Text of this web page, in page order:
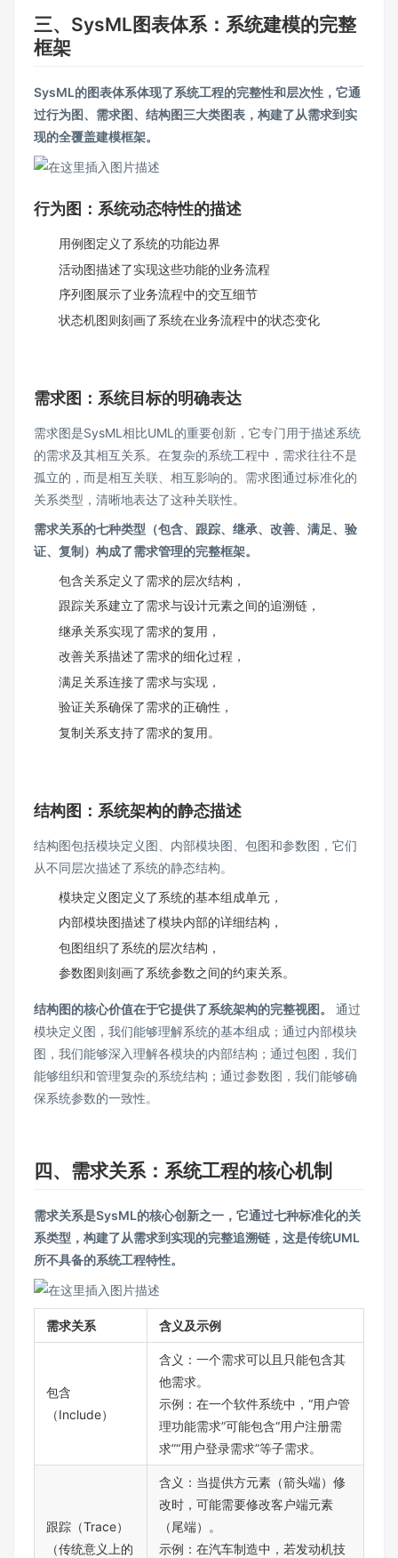
三、SysML图表体系：系统建模的完整
框架
SysML的图表体系体现了系统工程的完整性和层次性，它通
过行为图、需求图、结构图三大类图表，构建了从需求到实
现的全覆盖建模框架。
行为图：系统动态特性的描述
用例图定义了系统的功能边界
活动图描述了实现这些功能的业务流程
序列图展示了业务流程中的交互细节
状态机图则刻画了系统在业务流程中的状态变化
需求图：系统目标的明确表达
需求图是SysML相比UML的重要创新，它专门用于描述系统
的需求及其相互关系。在复杂的系统工程中，需求往往不是
孤立的，而是相互关联、相互影响的。需求图通过标准化的
关系类型，清晰地表达了这种关联性。
需求关系的七种类型（包含、跟踪、继承、改善、满足、验
证、复制）构成了需求管理的完整框架。
包含关系定义了需求的层次结构，
跟踪关系建立了需求与设计元素之间的追溯链，
继承关系实现了需求的复用，
改善关系描述了需求的细化过程，
满足关系连接了需求与实现，
验证关系确保了需求的正确性，
复制关系支持了需求的复用。
结构图：系统架构的静态描述
结构图包括模块定义图、内部模块图、包图和参数图，它们
从不同层次描述了系统的静态结构。
模块定义图定义了系统的基本组成单元，
内部模块图描述了模块内部的详细结构，
包图组织了系统的层次结构，
参数图则刻画了系统参数之间的约束关系。
结构图的核心价值在于它提供了系统架构的完整视图。
通过
模块定义图，我们能够理解系统的基本组成；通过内部模块
图，我们能够深入理解各模块的内部结构；通过包图，我们
能够组织和管理复杂的系统结构；通过参数图，我们能够确
保系统参数的一致性。
四、需求关系：系统工程的核心机制
需求关系是SysML的核心创新之一，它通过七种标准化的关
系类型，构建了从需求到实现的完整追溯链，这是传统UML
所不具备的系统工程特性。
需求关系 含义及示例
包含
（Include）
含义：一个需求可以且只能包含其
他需求。
示例：在一个软件系统中，“用户管
理功能需求”可能包含“用户注册需
求”“用户登录需求”等子需求。
跟踪（Trace）
（传统意义上的
含义：当提供方元素（箭头端）修
改时，可能需要修改客户端元素
（尾端）。
示例：在汽车制造中，若发动机技